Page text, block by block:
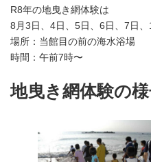
R8年の地曳き網体験は
8月3日、4日、5日、6日、7日
場所：当館目の前の海水浴場
時間：午前7時〜
地曳き網体験の